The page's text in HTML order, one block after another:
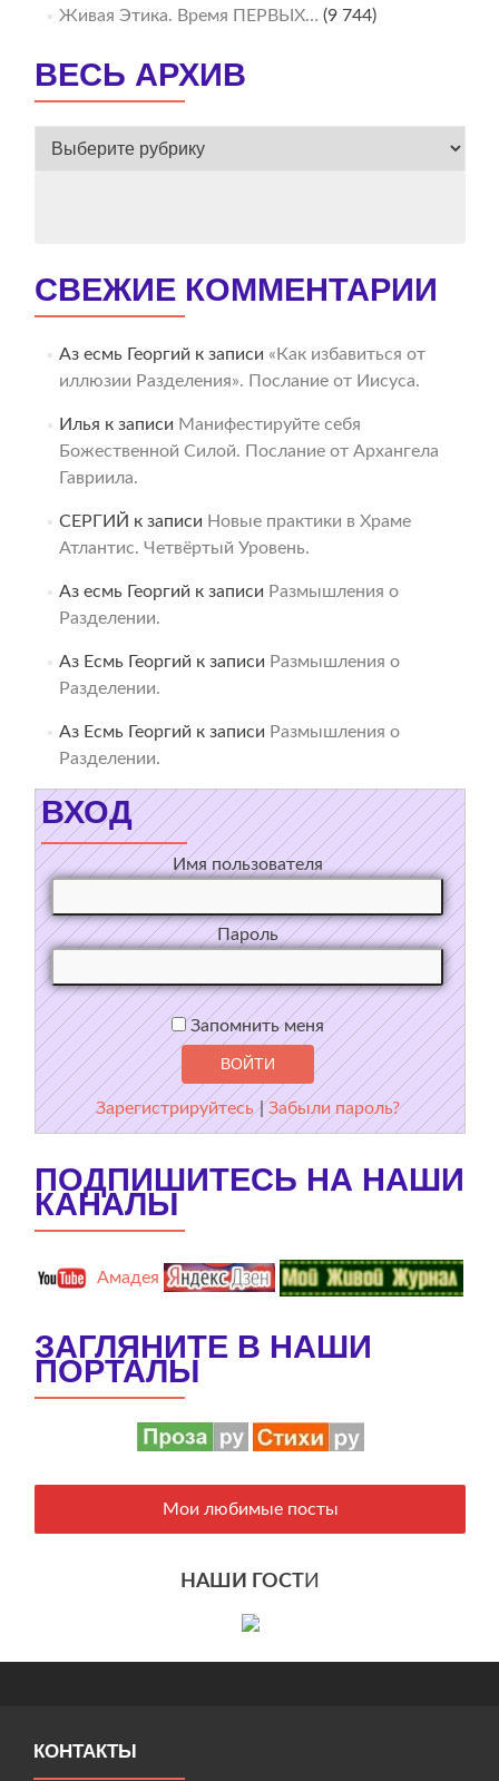
Живая Этика. Время ПЕРВЫХ… (9 744)
ВЕСЬ АРХИВ
ВЕСЬ
СВЕЖИЕ КОММЕНТАРИИ
Аз есмь Георгий к записи «Как избавиться от
иллюзии Разделения». Послание от Иисуса.
Илья к записи Манифестируйте себя
Божественной Силой. Послание от Архангела
Гавриила.
СЕРГИЙ к записи Новые практики в Храме
Атлантис. Четвёртый Уровень.
Аз есмь Георгий к записи Размышления о
Разделении.
Аз Есмь Георгий к записи Размышления о
Разделении.
Аз Есмь Георгий к записи Размышления о
Разделении.
ВХОД
Имя пользователя
Пароль
Запомнить меня
Зарегистрируйтесь |Забыли пароль?
ПОДПИШИТЕСЬ НА НАШИ
КАНАЛЫ
Амадея
ЗАГЛЯНИТЕ В НАШИ
ПОРТАЛЫ
Мои любимые посты
НАШИ ГОСТИ
КОНТАКТЫ